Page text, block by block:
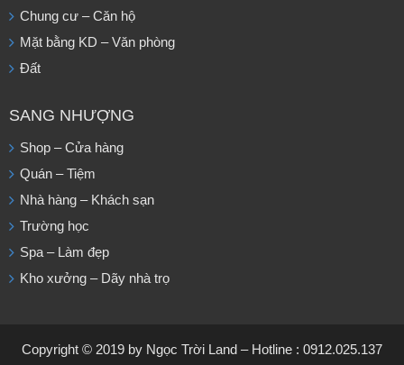
Chung cư – Căn hộ
Mặt bằng KD – Văn phòng
Đất
SANG NHƯỢNG
Shop – Cửa hàng
Quán – Tiệm
Nhà hàng – Khách sạn
Trường học
Spa – Làm đẹp
Kho xưởng – Dãy nhà trọ
Copyright © 2019 by Ngọc Trời Land – Hotline : 0912.025.137